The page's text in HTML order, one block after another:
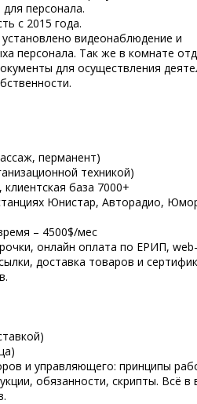
персонала.
с 2015 года.
видеонаблюдение и
персонала. Так же в комнате
для осуществления
перманент)
техникой)
база 7000+
Юнистар, Авторадио,
– 4500$/мес
онлайн оплата по ЕРИП,
доставка товаров и
и управляющего: принципы
обязанности, скрипты. Всё в